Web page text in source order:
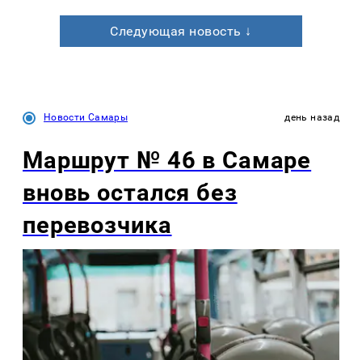
Следующая новость ↓
Новости Самары день назад
Маршрут № 46 в Самаре
вновь остался без
перевозчика